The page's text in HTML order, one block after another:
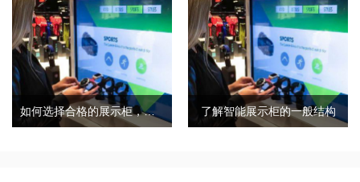
如何选择合格的展示柜，合格的展柜有哪些特点？ 了解智能展示柜的一般结构